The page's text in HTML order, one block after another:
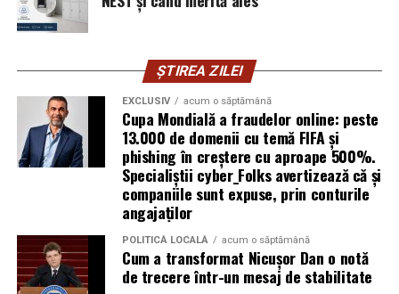
explică Horațiu Șimon, Chief Technology Officer
cyber_Folks România.
Subiectul a fost semnalat și de FBI, care a inclus în
informările din ultima lună amenințările asociate
turneului, de la fraude online și furtul datelor până la
operațiuni de dezinformare.
Avertismentele publice s-au concentrat în principal
asupra fanilor și infrastructurii orașelor gazdă, însă
specialiștii atrag atenția că firmele pot fi afectate
inclusiv atunci când nu au nicio legătură directă cu
industria sportului, turismului sau vânzarea de bilete.
ȘTIREA ZILEI
EXCLUSIV acum o săptămână
Cupa Mondială a fraudelor online: peste
13.000 de domenii cu temă FIFA și
phishing în creștere cu aproape 500%.
Specialiștii cyber_Folks avertizează că și
companiile sunt expuse, prin conturile
angajaților
POLITICĂ LOCALĂ acum o săptămână
Cum a transformat Nicușor Dan o notă
de trecere într-un mesaj de stabilitate